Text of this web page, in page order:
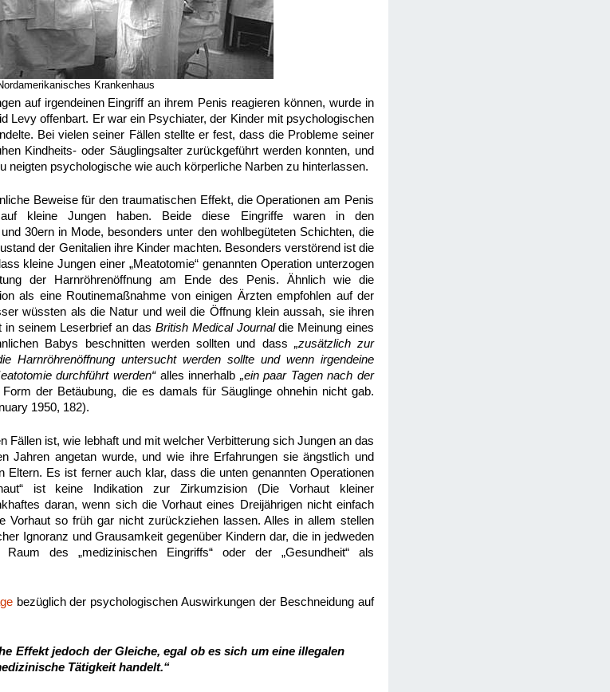
Krankenhaus
auf irgendeinen Eingriff an ihrem Penis reagieren können, wurde in
Levy offenbart. Er war ein Psychiater, der Kinder mit psychologischen
Bei vielen seiner Fällen stellte er fest, dass die Probleme seiner
Kindheits- oder Säuglingsalter zurückgeführt werden konnten, und
neigten psychologische wie auch körperliche Narben zu hinterlassen.
Beweise für den traumatischen Effekt, die Operationen am Penis
kleine Jungen haben. Beide diese Eingriffe waren in den
30ern in Mode, besonders unter den wohlbegüteten Schichten, die
der Genitalien ihre Kinder machten. Besonders verstörend ist die
kleine Jungen einer „Meatotomie“ genannten Operation unterzogen
der Harnröhrenöffnung am Ende des Penis. Ähnlich wie die
als eine Routinemaßnahme von einigen Ärzten empfohlen auf der
wüssten als die Natur und weil die Öffnung klein aussah, sie ihren
seinem Leserbrief an das British Medical Journaldie Meinung eines
Babys beschnitten werden sollten und dass „zusätzlich zur
Harnröhrenöffnung untersucht werden sollte und wenn irgendeine
durchführt werden“ alles innerhalb „ein paar Tagen nach der
der Betäubung, die es damals für Säuglinge ohnehin nicht gab.
1950, 182).
Fällen ist, wie lebhaft und mit welcher Verbitterung sich Jungen an das
Jahren angetan wurde, und wie ihre Erfahrungen sie ängstlich und
Eltern. Es ist ferner auch klar, dass die unten genannten Operationen
ist keine Indikation zur Zirkumzision (Die Vorhaut kleiner
daran, wenn sich die Vorhaut eines Dreijährigen nicht einfach
Vorhaut so früh gar nicht zurückziehen lassen. Alles in allem stellen
Ignoranz und Grausamkeit gegenüber Kindern dar, die in jedweden
des „medizinischen Eingriffs“ oder der „Gesundheit“ als
bezüglich der psychologischen Auswirkungen der Beschneidung auf
Effekt jedoch der Gleiche, egal ob es sich um eine illegalen
Tätigkeit handelt.“